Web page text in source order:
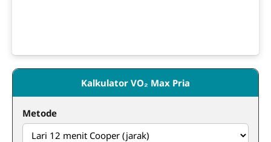
Kalkulator VO₂ Max Pria
Metode